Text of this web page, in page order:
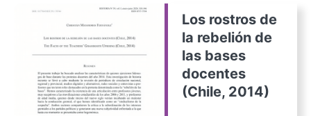
Los rostros de
la rebelión de
las bases
docentes
(Chile, 2014)